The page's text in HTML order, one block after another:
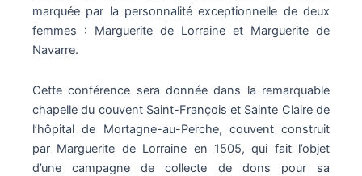
marquée par la personnalité exceptionnelle de deux
femmes : Marguerite de Lorraine et Marguerite de
Navarre.
Cette conférence sera donnée dans la remarquable
chapelle du couvent Saint-François et Sainte Claire de
l’hôpital de Mortagne-au-Perche, couvent construit
par Marguerite de Lorraine en 1505, qui fait l’objet
d’une campagne de collecte de dons pour sa